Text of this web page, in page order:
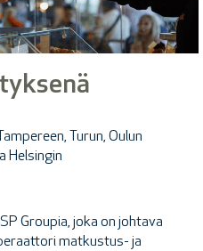
Turun, Oulun
Helsingin
Groupia, joka on johtava
matkustus- ja